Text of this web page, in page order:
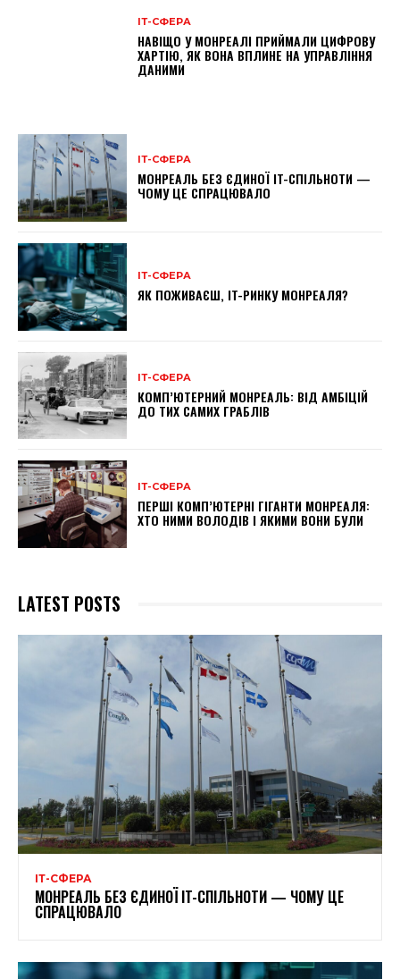
ІТ-СФЕРА
НАВІЩО У МОНРЕАЛІ ПРИЙМАЛИ ЦИФРОВУ
ХАРТІЮ, ЯК ВОНА ВПЛИНЕ НА УПРАВЛІННЯ
ДАНИМИ
ІТ-СФЕРА
МОНРЕАЛЬ БЕЗ ЄДИНОЇ IT-СПІЛЬНОТИ —
ЧОМУ ЦЕ СПРАЦЮВАЛО
ІТ-СФЕРА
ЯК ПОЖИВАЄШ, IT-РИНКУ МОНРЕАЛЯ?
ІТ-СФЕРА
КОМП’ЮТЕРНИЙ МОНРЕАЛЬ: ВІД АМБІЦІЙ
ДО ТИХ САМИХ ГРАБЛІВ
ІТ-СФЕРА
ПЕРШІ КОМП’ЮТЕРНІ ГІГАНТИ МОНРЕАЛЯ:
ХТО НИМИ ВОЛОДІВ І ЯКИМИ ВОНИ БУЛИ
LATEST POSTS
ІТ-СФЕРА
МОНРЕАЛЬ БЕЗ ЄДИНОЇ IT-СПІЛЬНОТИ — ЧОМУ ЦЕ
СПРАЦЮВАЛО